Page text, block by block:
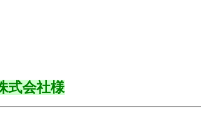
式会社様